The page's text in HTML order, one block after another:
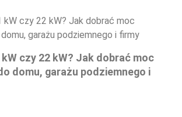
czy 22 kW? Jak dobrać moc
domu, garażu podziemnego i